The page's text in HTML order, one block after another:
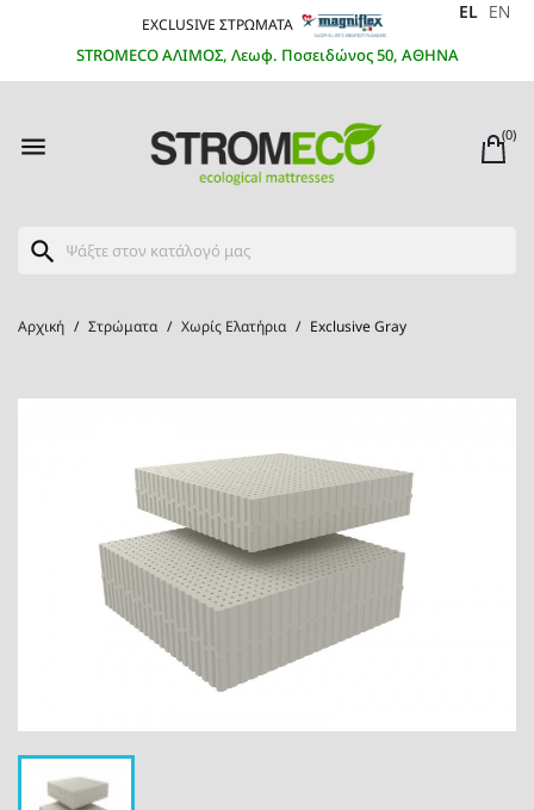
EXCLUSIVE ΣΤΡΩΜΑΤΑ
STROMECO ΑΛΙΜΟΣ, Λεωφ. Ποσειδώνος 50, ΑΘΗΝΑ
EL EN
 (0)
search
Αρχική Στρώματα Χωρίς Ελατήρια Exclusive Gray